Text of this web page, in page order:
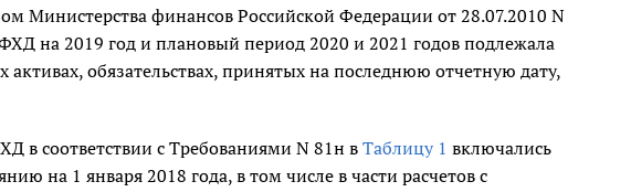
Министерства финансов Российской Федерации от 28.07.2010 N
на 2019 год и плановый период 2020 и 2021 годов подлежала
обязательствах, принятых на последнюю отчетную дату,
в соответствии с Требованиями N 81н вТаблицу 1 включались
на 1 января 2018 года, в том числе в части расчетов с